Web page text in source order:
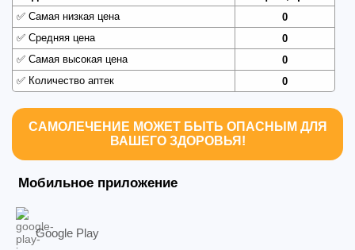
✅ Самая низкая цена
0
✅ Средняя цена
0
✅ Самая высокая цена
0
✅ Количество аптек 0
САМОЛЕЧЕНИЕ МОЖЕТ БЫТЬ ОПАСНЫМ ДЛЯ
ВАШЕГО ЗДОРОВЬЯ!
Мобильное приложение
Google Play